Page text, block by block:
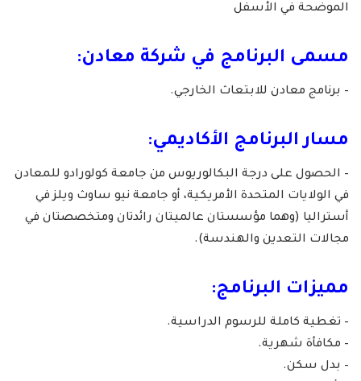
الموضحة في الأسفل
مسمى البرنامج في شركة معادن:
– برنامج معادن للابتعاث الخارجي.
مسار البرنامج الأكاديمي:
– الحصول على درجة البكالوريوس من جامعة كولورادو للمعادن
في الولايات المتحدة الأمريكية، أو جامعة نيو ساوث ويلز في
أستراليا (وهما مؤسستان عالميتان رائدتان ومتخصصتان في
مجالات التعدين والهندسة).
مميزات البرنامج:
– تغطية كاملة للرسوم الدراسية.
– مكافأة شهرية.
– بدل سكن.